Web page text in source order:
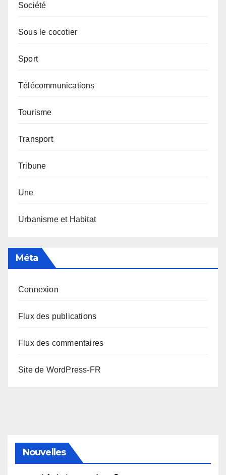
Société
Sous le cocotier
Sport
Télécommunications
Tourisme
Transport
Tribune
Une
Urbanisme et Habitat
Méta
Connexion
Flux des publications
Flux des commentaires
Site de WordPress-FR
Nouvelles